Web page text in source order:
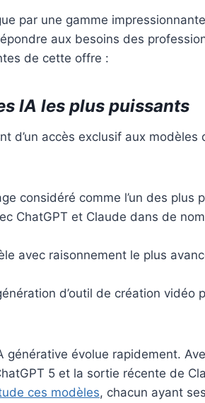
par une gamme
aux besoins des
de cette offre :
IA les plus puissants
d’un accès exclusif aux modèles
considéré comme l’un des plus
ChatGPT et Claude dans de
avec raisonnement le plus
d’outil de création vidéo
générative évolue rapidement.
5 et la sortie récente de
ces modèles, chacun ayant